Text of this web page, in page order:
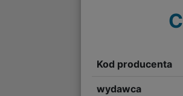
Kod producenta
wydawca